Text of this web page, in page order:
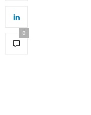
0